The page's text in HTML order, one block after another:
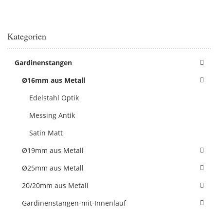
Kategorien
Gardinenstangen
Ø16mm aus Metall
Edelstahl Optik
Messing Antik
Satin Matt
Ø19mm aus Metall
Ø25mm aus Metall
20/20mm aus Metall
Gardinenstangen-mit-Innenlauf